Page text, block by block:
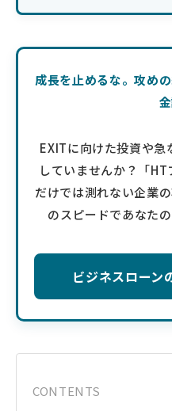
成長を止めるな。攻め
EXITに向けた投資や
していませんか？「
だけでは測れない企業
のスピードであなた
ビジネスローン
CONTENTS